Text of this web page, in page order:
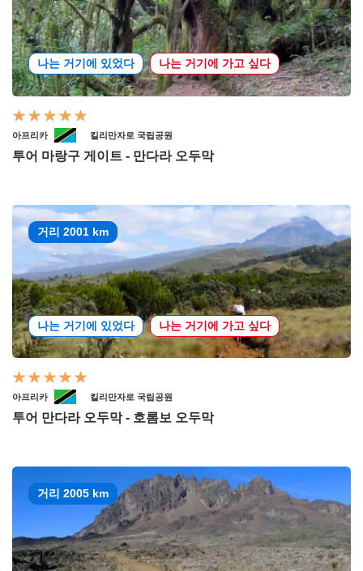
나는 거기에 있었다 나는 거기에 가고 싶다
아프리카 킬리만자로 국립공원
투어 마랑구 게이트 - 만다라 오두막
거리 2001 km
나는 거기에 있었다 나는 거기에 가고 싶다
아프리카 킬리만자로 국립공원
투어 만다라 오두막 - 호롬보 오두막
거리 2005 km